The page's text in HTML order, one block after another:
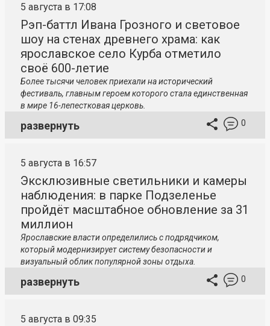
5 августа в 17:08
Рэп-баттл Ивана Грозного и световое
шоу на стенах древнего храма: как
ярославское село Курба отметило
своё 600-летие
Более тысячи человек приехали на исторический
фестиваль, главным героем которого стала единственная
в мире 16-лепестковая церковь.
развернуть 0
5 августа в 16:57
Эксклюзивные светильники и камеры
наблюдения: в парке Подзеленье
пройдёт масштабное обновление за 31
миллион
Ярославские власти определились с подрядчиком,
который модернизирует систему безопасности и
визуальный облик популярной зоны отдыха.
развернуть 0
5 августа в 09:35